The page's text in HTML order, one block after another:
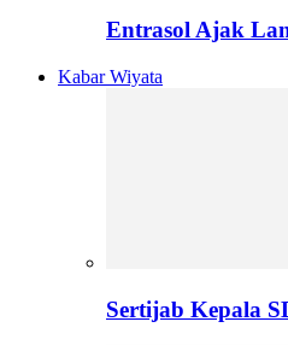
Entrasol Ajak
Kabar Wiyata
Sertijab Kepala